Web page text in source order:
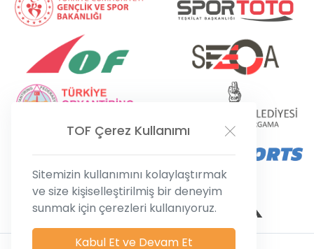
TOF Çerez Kullanımı
Sitemizin kullanımını kolaylaştırmak
ve size kişiselleştirilmiş bir deneyim
sunmak için çerezleri kullanıyoruz.
Kabul Et ve Devam Et